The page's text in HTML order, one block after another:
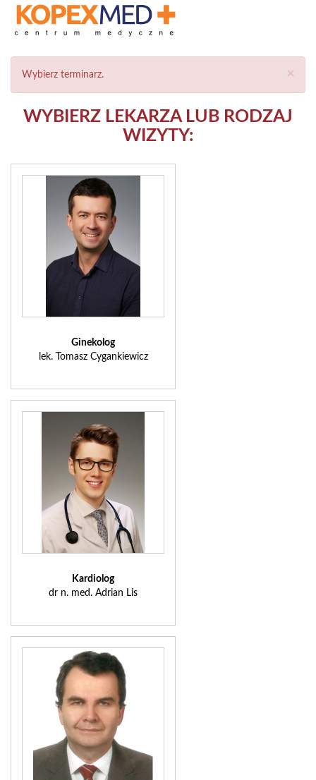
×
Wybierz terminarz.
WYBIERZ LEKARZA LUB RODZAJ
WIZYTY:
Ginekolog
lek. Tomasz Cygankiewicz
Kardiolog
dr n. med. Adrian Lis